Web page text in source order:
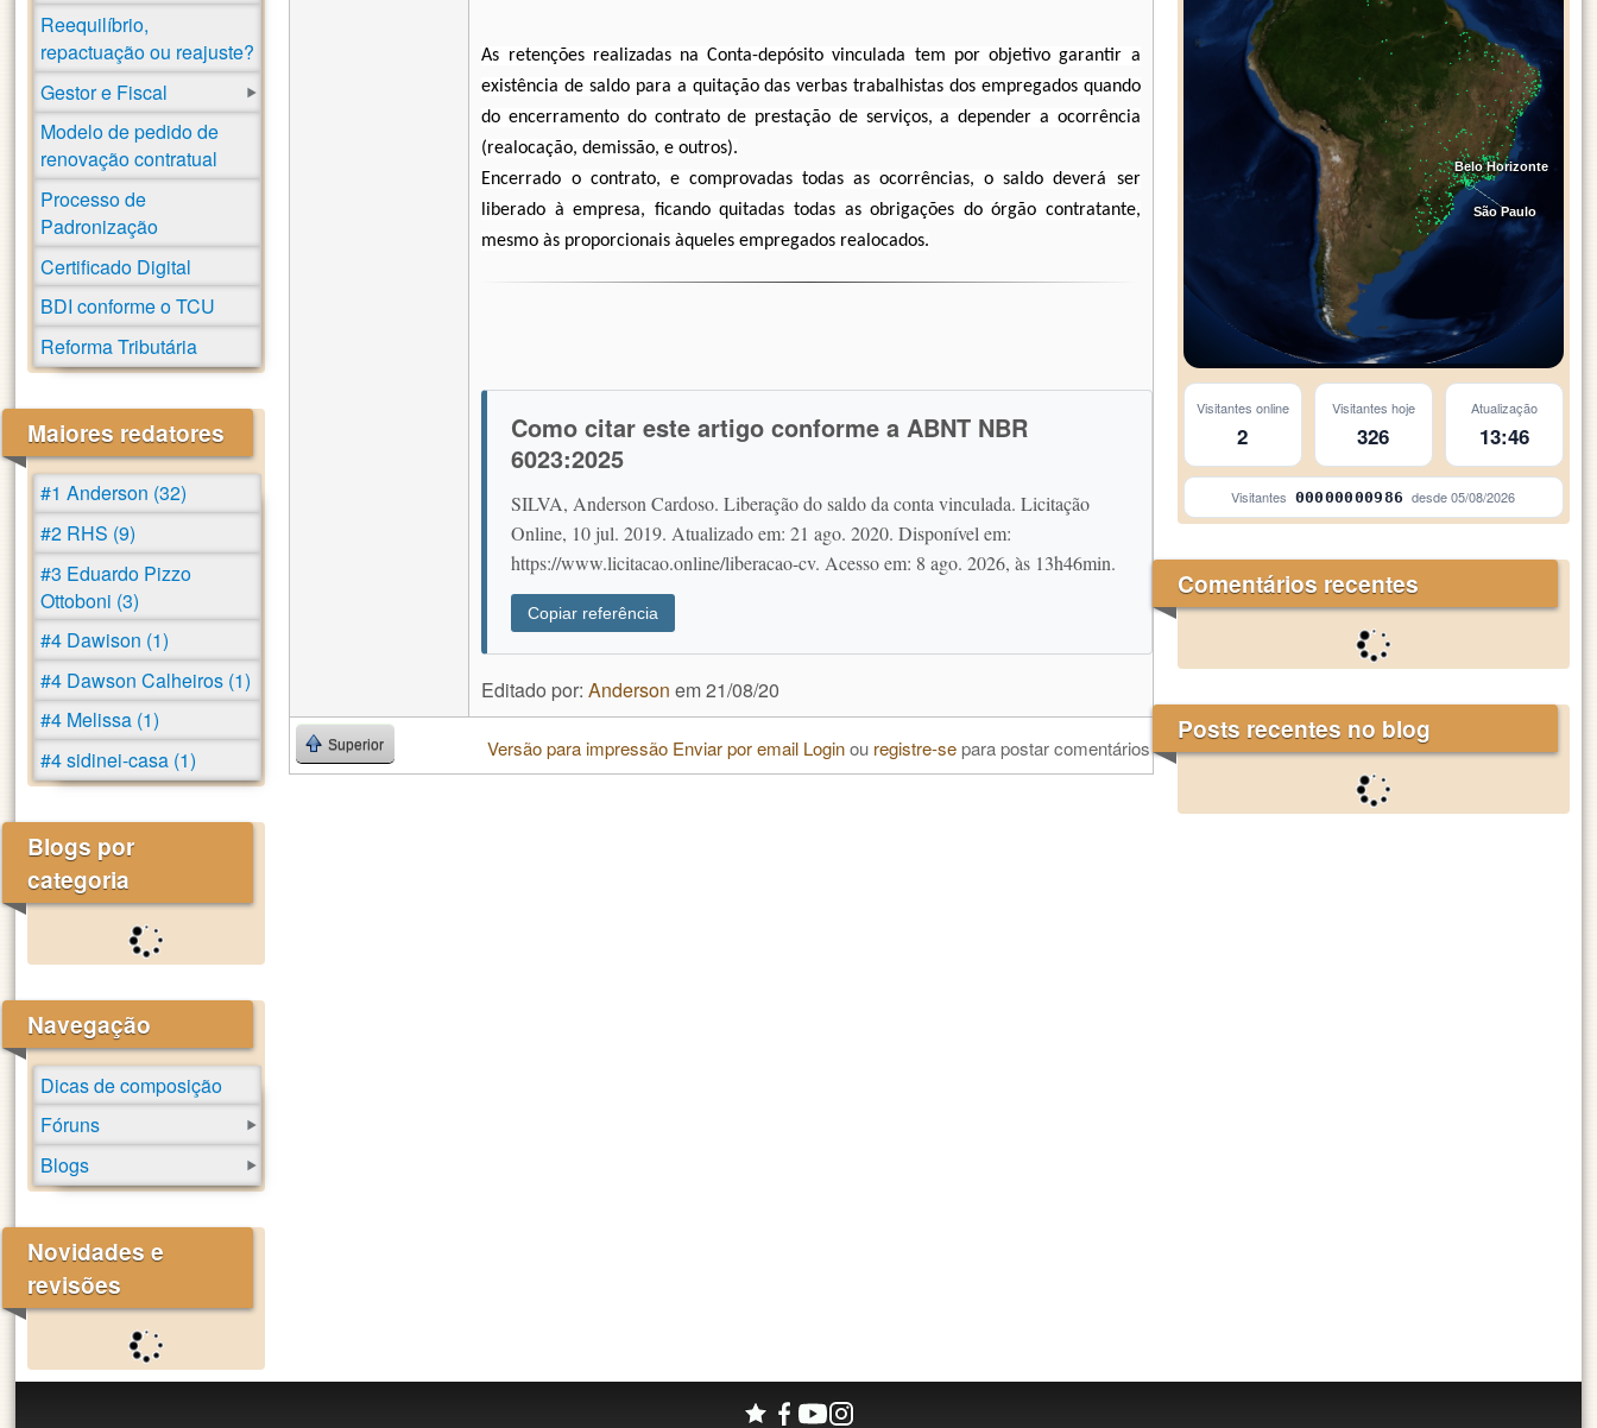
As retenções realizadas na Conta-depósito vinculada tem por objetivo garantir a
existência de saldo para a quitação das verbas trabalhistas dos empregados quando
do encerramento do contrato de prestação de serviços, a depender a ocorrência
(realocação, demissão, e outros).
Encerrado o contrato, e comprovadas todas as ocorrências, o saldo deverá ser
liberado à empresa, ficando quitadas todas as obrigações do órgão contratante,
mesmo às proporcionais àqueles empregados realocados.
Como citar este artigo conforme a ABNT NBR
6023:2025
SILVA, Anderson Cardoso. Liberação do saldo da conta vinculada. Licitação
Online, 10 jul. 2019. Atualizado em: 21 ago. 2020. Disponível em:
https://www.licitacao.online/liberacao-cv. Acesso em: 8 ago. 2026, às 13h46min.
Copiar referência
Editado por: Anderson em21/08/20
Superior Versão para impressão Enviar por email Loginou registre-separa postar comentários
Reequilíbrio,
repactuação ou reajuste?
Gestor e Fiscal
Modelo de pedido de
renovação contratual
Processo de
Padronização
Certificado Digital
BDI conforme o TCU
Reforma Tributária
Maiores redatores
#1 Anderson (32)
#2 RHS (9)
#3 Eduardo Pizzo
Ottoboni (3)
#4 Dawison (1)
#4 Dawson Calheiros (1)
#4 Melissa (1)
#4 sidinei-casa (1)
Blogs por
categoria
Navegação
Dicas de composição
Fóruns
Blogs
Novidades e
revisões
São Paulo
Belo Horizonte
Visitantes online
2
Visitantes hoje
326
Atualização
13:46
Visitantes 00000000986 desde05/08/2026
Comentários recentes
Posts recentes no blog